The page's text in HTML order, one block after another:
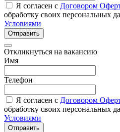
Я согласен с Договором
обработку своих персональных
Условиями
Отправить
Откликнуться на вакансию
Имя
Телефон
Я согласен с Договором
обработку своих персональных
Условиями
Отправить